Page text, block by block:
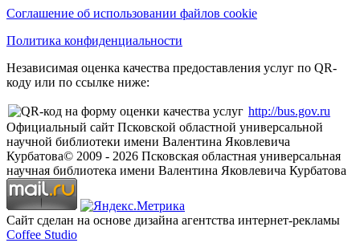
Соглашение об использовании файлов cookie
Политика конфиденциальности
Независимая оценка качества предоставления услуг по QR-
коду или по ссылке ниже:
http://bus.gov.ru
Официальный сайт Псковской областной универсальной
научной библиотеки имени Валентина Яковлевича
Курбатова© 2009 - 2026 Псковская областная универсальная
научная библиотека имени Валентина Яковлевича Курбатова
Сайт сделан на основе дизайна агентства интернет-рекламы
Coffee Studio